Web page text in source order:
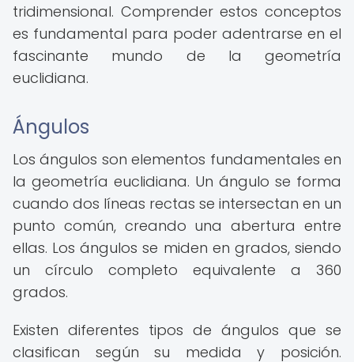
tridimensional. Comprender estos conceptos
es fundamental para poder adentrarse en el
fascinante mundo de la geometría
euclidiana.
Ángulos
Los ángulos son elementos fundamentales en
la geometría euclidiana. Un ángulo se forma
cuando dos líneas rectas se intersectan en un
punto común, creando una abertura entre
ellas. Los ángulos se miden en grados, siendo
un círculo completo equivalente a 360
grados.
Existen diferentes tipos de ángulos que se
clasifican según su medida y posición.